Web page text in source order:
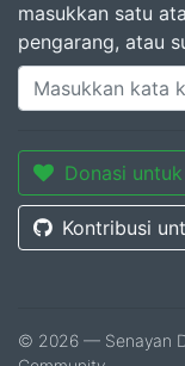
masukkan satu
pengarang, atau
Donasi
Kontribusi
© 2026 — Senayan